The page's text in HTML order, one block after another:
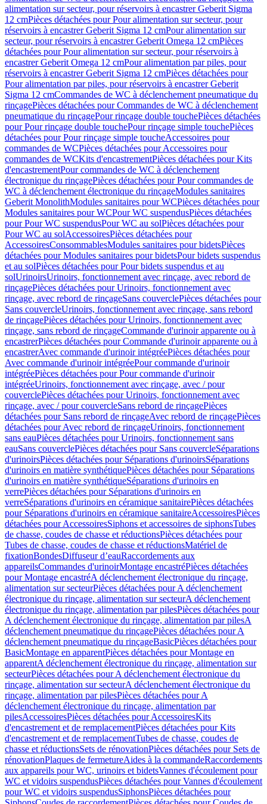
alimentation sur secteur, pour réservoirs à encastrer Geberit Sigma
12 cmPièces détachées pour Pour alimentation sur secteur, pour
réservoirs à encastrer Geberit Sigma 12 cmPour alimentation sur
secteur, pour réservoirs à encastrer Geberit Omega 12 cmPièces
détachées pour Pour alimentation sur secteur, pour réservoirs à
encastrer Geberit Omega 12 cmPour alimentation par piles, pour
réservoirs à encastrer Geberit Sigma 12 cmPièces détachées pour
Pour alimentation par piles, pour réservoirs à encastrer Geberit
Sigma 12 cmCommandes de WC à déclenchement pneumatique du
rinçagePièces détachées pour Commandes de WC à déclenchement
pneumatique du rinçagePour rinçage double touchePièces détachées
pour Pour rinçage double touchePour rinçage simple touchePièces
détachées pour Pour rinçage simple toucheAccessoires pour
commandes de WCPièces détachées pour Accessoires pour
commandes de WCKits d'encastrementPièces détachées pour Kits
d'encastrementPour commandes de WC à déclenchement
électronique du rinçagePièces détachées pour Pour commandes de
WC à déclenchement électronique du rinçageModules sanitaires
Geberit MonolithModules sanitaires pour WCPièces détachées pour
Modules sanitaires pour WCPour WC suspendusPièces détachées
pour Pour WC suspendusPour WC au solPièces détachées pour
Pour WC au solAccessoiresPièces détachées pour
AccessoiresConsommablesModules sanitaires pour bidetsPièces
détachées pour Modules sanitaires pour bidetsPour bidets suspendus
et au solPièces détachées pour Pour bidets suspendus et au
solUrinoirsUrinoirs, fonctionnement avec rinçage, avec rebord de
rinçagePièces détachées pour Urinoirs, fonctionnement avec
rinçage, avec rebord de rinçageSans couverclePièces détachées pour
Sans couvercleUrinoirs, fonctionnement avec rinçage, sans rebord
de rinçagePièces détachées pour Urinoirs, fonctionnement avec
rinçage, sans rebord de rinçageCommande d'urinoir apparente ou à
encastrerPièces détachées pour Commande d'urinoir apparente ou à
encastrerAvec commande d'urinoir intégréePièces détachées pour
Avec commande d'urinoir intégréePour commande d'urinoir
intégréePièces détachées pour Pour commande d'urinoir
intégréeUrinoirs, fonctionnement avec rinçage, avec / pour
couverclePièces détachées pour Urinoirs, fonctionnement avec
rinçage, avec / pour couvercleSans rebord de rinçagePièces
détachées pour Sans rebord de rinçageAvec rebord de rinçagePièces
détachées pour Avec rebord de rinçageUrinoirs, fonctionnement
sans eauPièces détachées pour Urinoirs, fonctionnement sans
eauSans couverclePièces détachées pour Sans couvercleSéparations
d'urinoirsPièces détachées pour Séparations d'urinoirsSéparations
d'urinoirs en matière synthétiquePièces détachées pour Séparations
d'urinoirs en matière synthétiqueSéparations d'urinoirs en
verrePièces détachées pour Séparations d'urinoirs en
verreSéparations d'urinoirs en céramique sanitairePièces détachées
pour Séparations d'urinoirs en céramique sanitaireAccessoiresPièces
détachées pour AccessoiresSiphons et accessoires de siphonsTubes
de chasse, coudes de chasse et réductionsPièces détachées pour
Tubes de chasse, coudes de chasse et réductionsMatériel de
fixationBondesDiffuseur d’eauRaccordements aux
appareilsCommandes d'urinoirMontage encastréPièces détachées
pour Montage encastréA déclenchement électronique du rinçage,
alimentation sur secteurPièces détachées pour A déclenchement
électronique du rinçage, alimentation sur secteurA déclenchement
électronique du rinçage, alimentation par pilesPièces détachées pour
A déclenchement électronique du rinçage, alimentation par pilesA
déclenchement pneumatique du rinçagePièces détachées pour A
déclenchement pneumatique du rinçageBasicPièces détachées pour
BasicMontage en apparentPièces détachées pour Montage en
apparentA déclenchement électronique du rinçage, alimentation sur
secteurPièces détachées pour A déclenchement électronique du
rinçage, alimentation sur secteurA déclenchement électronique du
rinçage, alimentation par pilesPièces détachées pour A
déclenchement électronique du rinçage, alimentation par
pilesAccessoiresPièces détachées pour AccessoiresKits
d'encastrement et de remplacementPièces détachées pour Kits
d'encastrement et de remplacementTubes de chasse, coudes de
chasse et réductionsSets de rénovationPièces détachées pour Sets de
rénovationPlaques de fermetureAides à la commandeRaccordements
aux appareils pour WC, urinoirs et bidetsVannes d'écoulement pour
WC et vidoirs suspendusPièces détachées pour Vannes d'écoulement
pour WC et vidoirs suspendusSiphonsPièces détachées pour